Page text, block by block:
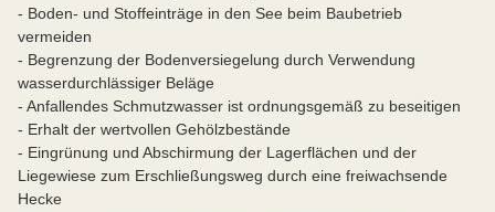
- Boden- und Stoffeinträge in den See beim Baubetrieb
vermeiden
- Begrenzung der Bodenversiegelung durch Verwendung
wasserdurchlässiger Beläge
- Anfallendes Schmutzwasser ist ordnungsgemäß zu beseitigen
- Erhalt der wertvollen Gehölzbestände
- Eingrünung und Abschirmung der Lagerflächen und der
Liegewiese zum Erschließungsweg durch eine freiwachsende
Hecke